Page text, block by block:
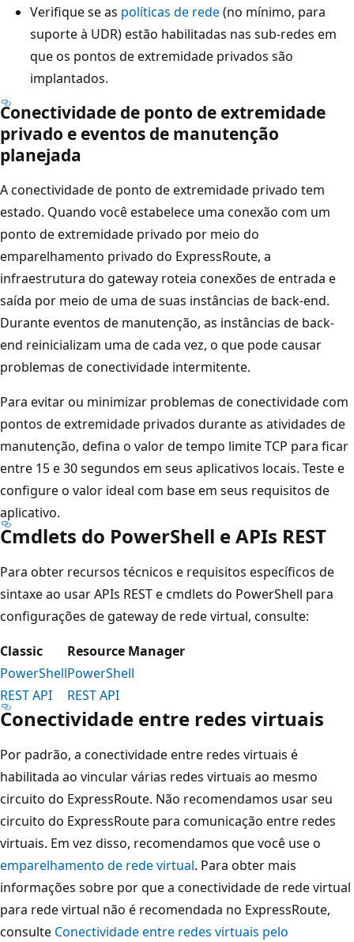
Verifique se as políticas de rede(no mínimo, para
suporte à UDR) estão habilitadas nas sub-redes em
que os pontos de extremidade privados são
implantados.
Conectividade de ponto de extremidade
privado e eventos de manutenção
planejada
A conectividade de ponto de extremidade privado tem
estado. Quando você estabelece uma conexão com um
ponto de extremidade privado por meio do
emparelhamento privado do ExpressRoute, a
infraestrutura do gateway roteia conexões de entrada e
saída por meio de uma de suas instâncias de back-end.
Durante eventos de manutenção, as instâncias de back-
end reinicializam uma de cada vez, o que pode causar
problemas de conectividade intermitente.
Para evitar ou minimizar problemas de conectividade com
pontos de extremidade privados durante as atividades de
manutenção, defina o valor de tempo limite TCP para ficar
entre 15 e 30 segundos em seus aplicativos locais. Teste e
configure o valor ideal com base em seus requisitos de
aplicativo.
Cmdlets do PowerShell e APIs REST
Para obter recursos técnicos e requisitos específicos de
sintaxe ao usar APIs REST e cmdlets do PowerShell para
configurações de gateway de rede virtual, consulte:
Classic
Resource Manager
PowerShellPowerShell
REST API
REST API
Conectividade entre redes virtuais
Por padrão, a conectividade entre redes virtuais é
habilitada ao vincular várias redes virtuais ao mesmo
circuito do ExpressRoute. Não recomendamos usar seu
circuito do ExpressRoute para comunicação entre redes
virtuais. Em vez disso, recomendamos que você use o
emparelhamento de rede virtual. Para obter mais
informações sobre por que a conectividade de rede virtual
para rede virtual não é recomendada no ExpressRoute,
consulte Conectividade entre redes virtuais pelo